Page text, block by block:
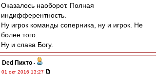
Оказалось наоборот. Полная
индифферентность.
Ну игрок команды соперника, ну и игрок. Не
более того.
Ну и слава Богу.
Ded Пихто -
01 окт 2016 13:27